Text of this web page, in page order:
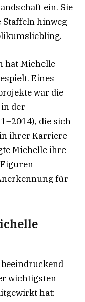
ein. Sie
hinweg
hat Michelle
Eines
war die
der
die sich
ihrer Karriere
Michelle ihre
für
wichtigsten
hat: